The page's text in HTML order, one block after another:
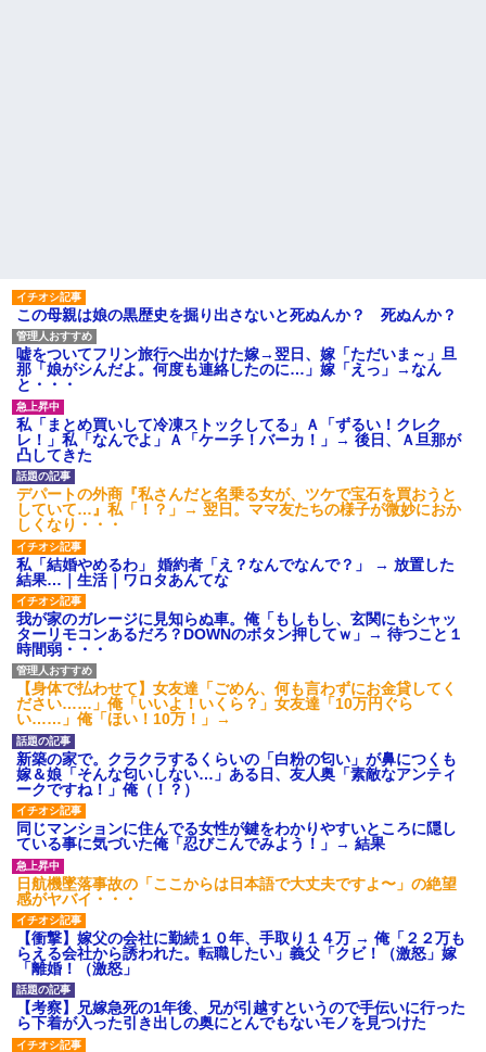
この母親は娘の黒歴史を掘り出さないと死ぬんか？ 死ぬんか？
嘘をついてフリン旅行へ出かけた嫁→翌日、嫁「ただいま～」旦
那「娘がシんだよ。何度も連絡したのに…」嫁「えっ」→なん
と・・・
私「まとめ買いして冷凍ストックしてる」Ａ「ずるい！クレク
レ！」私「なんでよ」Ａ「ケーチ！バーカ！」→ 後日、Ａ旦那が
凸してきた
デパートの外商『私さんだと名乗る女が、ツケで宝石を買おうと
していて…』私「！？」→ 翌日。ママ友たちの様子が微妙におか
しくなり・・・
私「結婚やめるわ」 婚約者「え？なんでなんで？」 → 放置した
結果…｜生活｜ワロタあんてな
我が家のガレージに見知らぬ車。俺「もしもし、玄関にもシャッ
ターリモコンあるだろ？DOWNのボタン押してｗ」→ 待つこと１
時間弱・・・
【身体で払わせて】女友達「ごめん、何も言わずにお金貸してく
ださい……」俺「いいよ！いくら？」女友達「10万円ぐら
い……」俺「ほい！10万！」→
新築の家で。クラクラするくらいの「白粉の匂い」が鼻につくも
嫁＆娘「そんな匂いしない…」ある日、友人奥「素敵なアンティ
ークですね！」俺（！？）
同じマンションに住んでる女性が鍵をわかりやすいところに隠し
ている事に気づいた俺「忍びこんでみよう！」→ 結果
日航機墜落事故の「ここからは日本語で大丈夫ですよ〜」の絶望
感がヤバイ・・・
【衝撃】嫁父の会社に勤続１０年、手取り１４万 → 俺「２２万も
らえる会社から誘われた。転職したい」義父「クビ！（激怒」嫁
「離婚！（激怒」
【考察】兄嫁急死の1年後、兄が引越すというので手伝いに行った
ら下着が入った引き出しの奥にとんでもないモノを見つけた